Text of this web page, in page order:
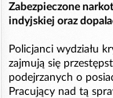
Zabezpieczone
indyjskiej oraz
Policjanci wydziału
zajmują się
podejrzanych o
Pracujący nad tą